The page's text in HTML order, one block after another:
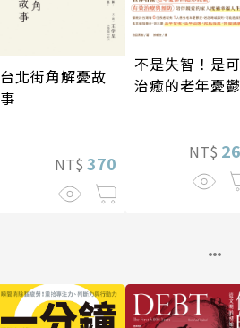
台北街角解憂故
事
NT$ 370
不是失智！是可
治癒的老年憂鬱
NT$